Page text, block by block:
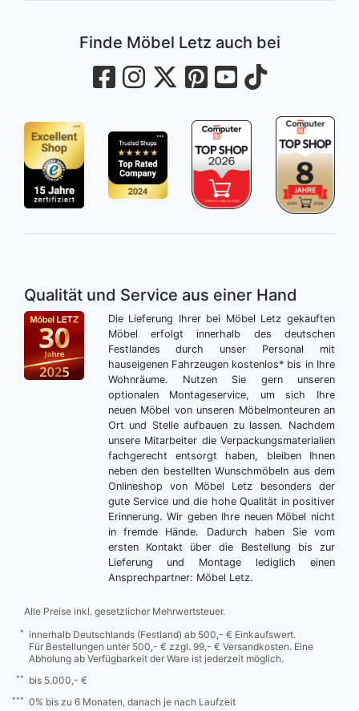
Finde Möbel Letz auch bei
Qualität und Service aus einer Hand
Die Lieferung Ihrer bei Möbel Letz gekauften
Möbel erfolgt innerhalb des deutschen
Festlandes durch unser Personal mit
hauseigenen Fahrzeugen kostenlos* bis in Ihre
Wohnräume. Nutzen Sie gern unseren
optionalen Montageservice, um sich Ihre
neuen Möbel von unseren Möbelmonteuren an
Ort und Stelle aufbauen zu lassen. Nachdem
unsere Mitarbeiter die Verpackungsmaterialien
fachgerecht entsorgt haben, bleiben Ihnen
neben den bestellten Wunschmöbeln aus dem
Onlineshop von Möbel Letz besonders der
gute Service und die hohe Qualität in positiver
Erinnerung. Wir geben Ihre neuen Möbel nicht
in fremde Hände. Dadurch haben Sie vom
ersten Kontakt über die Bestellung bis zur
Lieferung und Montage lediglich einen
Ansprechpartner: Möbel Letz.
Alle Preise inkl. gesetzlicher Mehrwertsteuer.
*
innerhalb Deutschlands (Festland) ab 500,- € Einkaufswert.
Für Bestellungen unter 500,- € zzgl. 99,- € Versandkosten. Eine
Abholung ab Verfügbarkeit der Ware ist jederzeit möglich.
** bis 5.000,- €
*** 0% bis zu 6 Monaten, danach je nach Laufzeit